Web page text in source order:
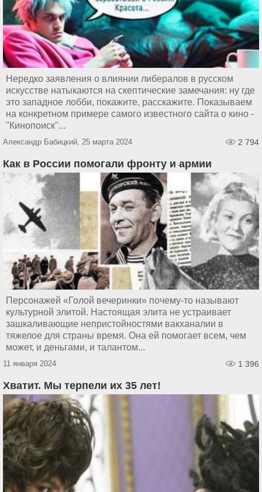
Нередко заявления о влиянии либералов в русском
искусстве натыкаются на скептические замечания: ну где
это западное лобби, покажите, расскажите. Показываем
на конкретном примере самого известного сайта о кино -
"Кинопоиск"...
Александр Бабицкий, 25 марта 2024 2 794
Как в России помогали фронту и армии
Персонажей «Голой вечеринки» почему-то называют
культурной элитой. Настоящая элита не устраивает
зашкаливающие непристойностями вакханалии в
тяжелое для страны время. Она ей помогает всем, чем
может, и деньгами, и талантом...
11 января 2024 1 396
Хватит. Мы терпели их 35 лет!